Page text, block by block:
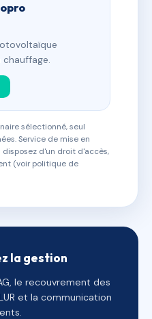
sélectionné, seul
Service de mise en
d'un droit d'accès,
(voir politique de
la gestion
le recouvrement des
et la communication